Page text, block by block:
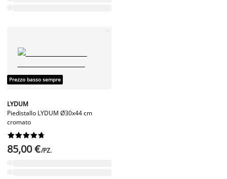
Prezzo basso sempre
LYDUM
Piedistallo LYDUM Ø30x44 cm
cromato






85,00 €/PZ.